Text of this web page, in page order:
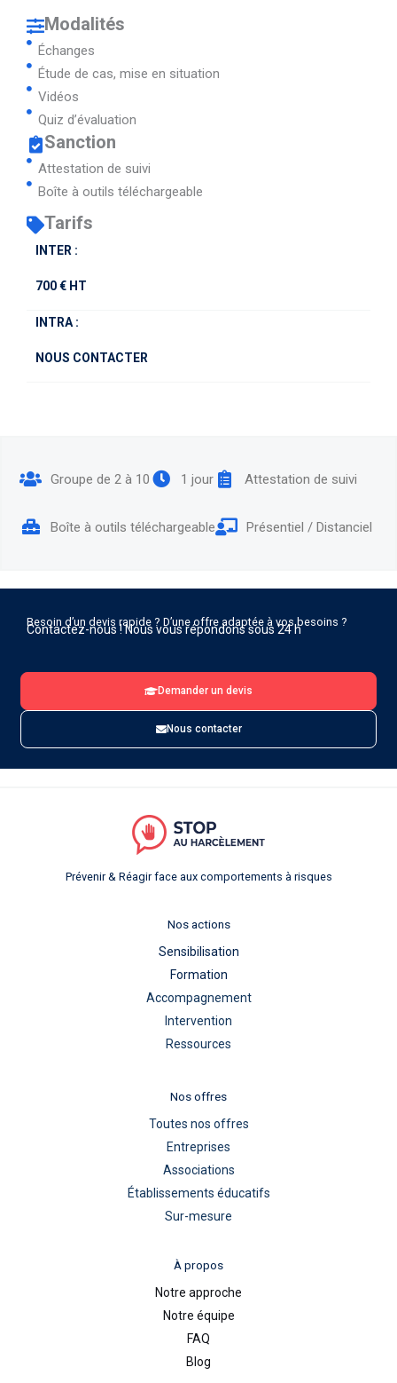
Modalités
Échanges
Étude de cas, mise en situation
Vidéos
Quiz d’évaluation
Sanction
Attestation de suivi
Boîte à outils téléchargeable
Tarifs
INTER :
700 € HT
INTRA :
NOUS CONTACTER
Groupe de 2 à 10 1 jour Attestation de suivi
Boîte à outils téléchargeable Présentiel / Distanciel
Besoin d’un devis rapide ? D’une offre adaptée à vos besoins ?
Contactez-nous ! Nous vous répondons sous 24 h
Demander un devis
Nous contacter
Prévenir & Réagir face aux comportements à risques
Nos actions
Sensibilisation
Formation
Accompagnement
Intervention
Ressources
Nos offres
Toutes nos offres
Entreprises
Associations
Établissements éducatifs
Sur-mesure
À propos
Notre approche
Notre équipe
FAQ
Blog